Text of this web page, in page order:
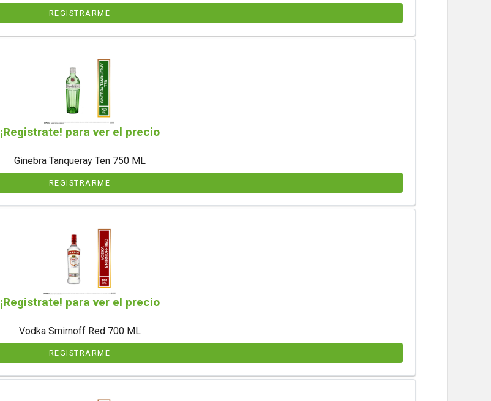
REGISTRARME
¡Registrate! para ver el precio
Ginebra Tanqueray Ten 750 ML
REGISTRARME
¡Registrate! para ver el precio
Vodka Smirnoff Red 700 ML
REGISTRARME